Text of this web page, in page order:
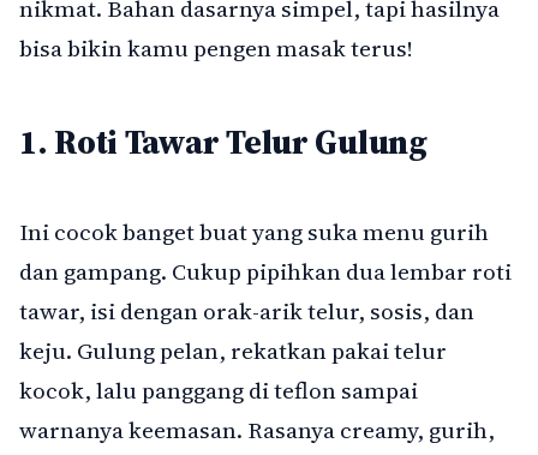
nikmat. Bahan dasarnya simpel, tapi hasilnya
bisa bikin kamu pengen masak terus!
1. Roti Tawar Telur Gulung
Ini cocok banget buat yang suka menu gurih
dan gampang. Cukup pipihkan dua lembar roti
tawar, isi dengan orak-arik telur, sosis, dan
keju. Gulung pelan, rekatkan pakai telur
kocok, lalu panggang di teflon sampai
warnanya keemasan. Rasanya creamy, gurih,